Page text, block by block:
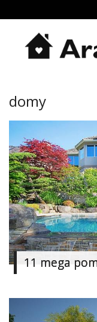
Inspiracje
wnętrz
Jesienne
dekoracje
Konkursy
Najlepsze
Kategorie
Dodaj
«
Dodaj
Dodaj
galerię
domy
11 mega